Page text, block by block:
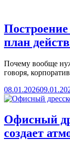
план
Почему вообще
говоря,
08.01.2026
Офисный
создает